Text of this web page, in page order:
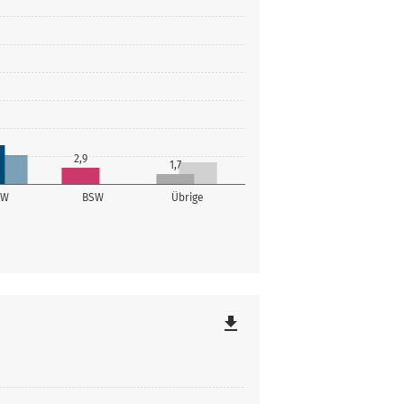
BSW Übrige
2,9
1,7
file_download